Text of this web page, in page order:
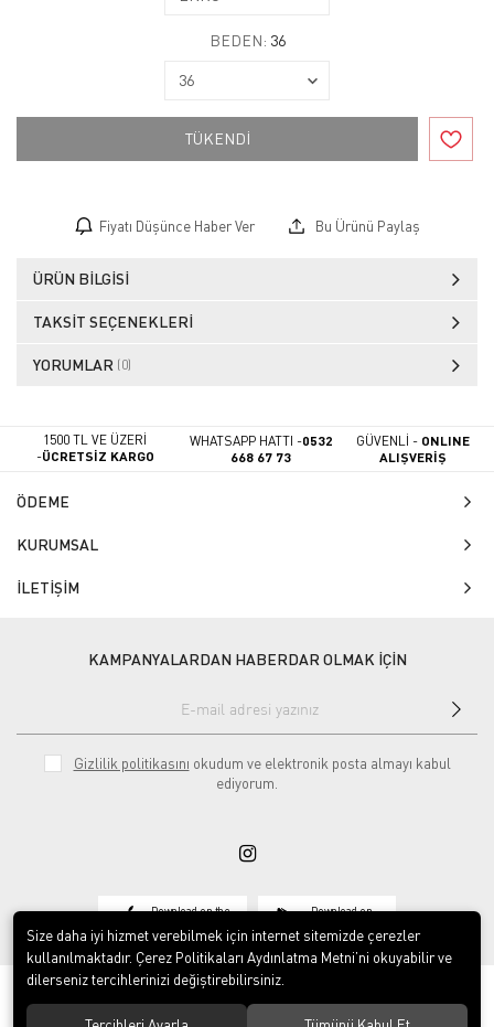
BEDEN: 36
TÜKENDİ
Fiyatı Düşünce Haber Ver Bu Ürünü Paylaş
ÜRÜN BILGISI
TAKSIT SEÇENEKLERI
YORUMLAR (0)
1500 TL VE ÜZERİ
-ÜCRETSİZ KARGO
WHATSAPP HATTI -0532
668 67 73
GÜVENLİ - ONLINE
ALIŞVERİŞ
ÖDEME
KURUMSAL
İLETİŞİM
KAMPANYALARDAN HABERDAR OLMAK İÇİN
Gizlilik politikasını okudum ve elektronik posta almayı kabul
ediyorum.
Download on the Download on
Size daha iyi hizmet verebilmek için internet sitemizde çerezler
kullanılmaktadır. Çerez Politikaları Aydınlatma Metni’ni okuyabilir ve
dilerseniz tercihlerinizi değiştirebilirsiniz.